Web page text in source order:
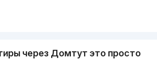
через Домтут это просто